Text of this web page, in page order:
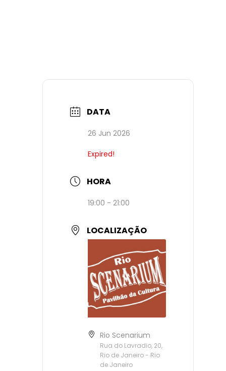
DATA
26 Jun 2026
Expired!
HORA
19:00 - 21:00
LOCALIZAÇÃO
Rio Scenarium
Rua do Lavradio, 20,
Rio de Janeiro - Rio
de Janeiro